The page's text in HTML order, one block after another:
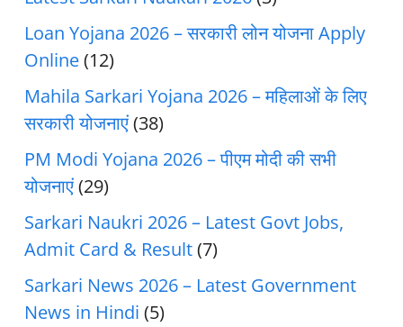
Loan Yojana 2026 – सरकारी लोन योजना Apply
Online(12)
Mahila Sarkari Yojana 2026 – महिलाओं के लिए
सरकारी योजनाएं(38)
PM Modi Yojana 2026 – पीएम मोदी की सभी
योजनाएं(29)
Sarkari Naukri 2026 – Latest Govt Jobs,
Admit Card & Result(7)
Sarkari News 2026 – Latest Government
News in Hindi (5)